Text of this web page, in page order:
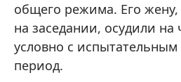
общего режима. Его
на заседании, осудили на
условно с
период.